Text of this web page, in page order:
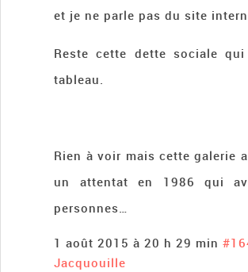
et je ne parle pas du site
Reste cette dette sociale
tableau.
Rien à voir mais cette galerie
un attentat en 1986 qui
personnes…
1 août 2015 à 20 h 29 min
Jacquouille